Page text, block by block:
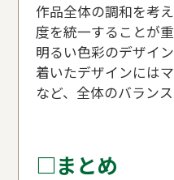
作品全体の調和を考
度を統一することが重
明るい色彩のデザイ
着いたデザインには
など、全体のバラン
□まとめ